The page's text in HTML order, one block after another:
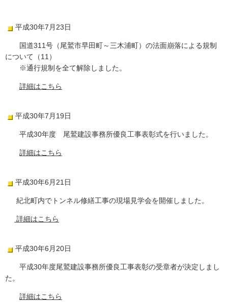
平成30年7月23日
国道311号（尾鷲市早田町～三木浦町）の法面崩落による規制
について（11）
※通行規制を全て解除しました。
詳細はこちら
平成30年7月19日
平成30年度 尾鷲建設事務所優良工事表彰式を行いました。
詳細はこちら
平成30年6月21日
紀北町内でトンネル修繕工事の現場見学会を開催しました。
詳細はこちら
平成30年6月20日
平成30年度尾鷲建設事務所優良工事表彰の受章者が決定しまし
た。
詳細はこちら